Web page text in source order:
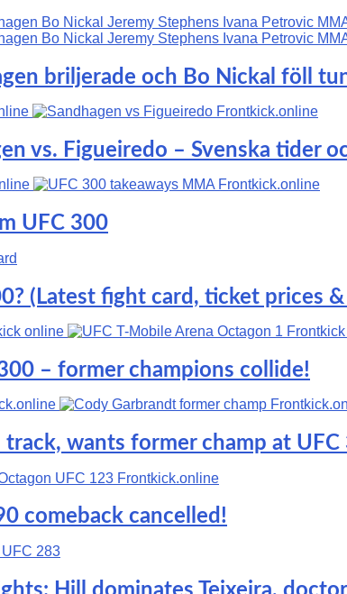
briljerade och Bo Nickal föll
vs. Figueiredo – Svenska tider
UFC 300
(Latest fight card, ticket prices
– former champions collide!
wants former champ at
comeback cancelled!